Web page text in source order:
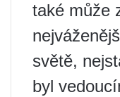
také může
světě,
byl